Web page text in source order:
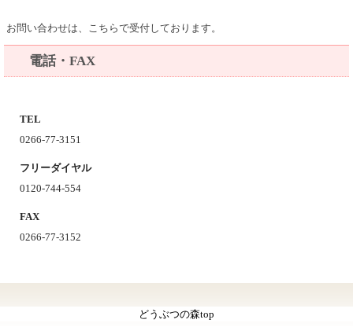
お問い合わせは、こちらで受付しております。
電話・FAX
TEL
0266-77-3151
フリーダイヤル
0120-744-554
FAX
0266-77-3152
どうぶつの森top